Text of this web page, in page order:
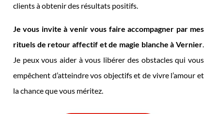
clients à obtenir des résultats positifs.
Je vous invite à venir vous faire accompagner par mes
rituels de retour affectif et de magie blanche à Vernier
Je peux vous aider à vous libérer des obstacles qui vous
empêchent d’atteindre vos objectifs et de vivre l’amour et
la chance que vous méritez.